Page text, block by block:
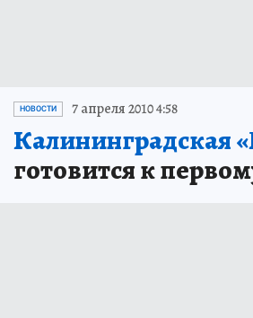
НОВОСТИ 7 апреля 2010 4:58
Калининградская
готовится к